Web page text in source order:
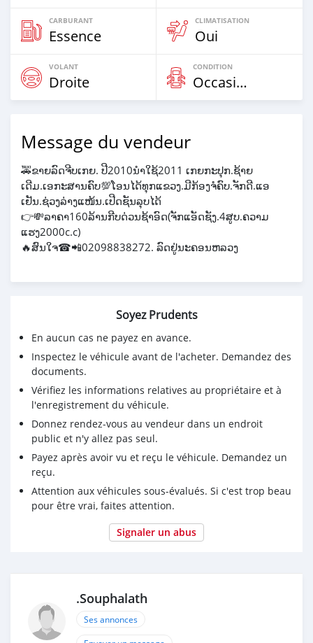
CARBURANT
Essence
CLIMATISATION
Oui
VOLANT
Droite
CONDITION
Occasion
Message du vendeur
🚕ຂາຍລົດຈີບເກຍ. ປີ2010ນຳໃຊ້2011 ເກຍກະປຸກ.ຊ້າຍ
ເດີມ.ເອກະສານຄົບ💯ໂອນໄດ້ທຸກແຂວງ.ມີກ້ອງຈໍຄົບ.ຈັກດີ.ແອ
ເຢັນ.ຊ່ວງລ່າງແໜ້ນ.ເປີດຊັນລຸບໄດ້
👉💸ລາຄາ160ລ້ານກີບດ່ວນຊ້າອົດ(ຈັກແອັດຊັງ.4ສູບ.ຄວາມ
ແຮງ2000c.c)
🔥ສົນໃຈ☎📲02098838272. ລົດຢູ່ນະຄອນຫລວງ
Soyez Prudents
En aucun cas ne payez en avance.
Inspectez le véhicule avant de l'acheter. Demandez des
documents.
Vérifiez les informations relatives au propriétaire et à
l'enregistrement du véhicule.
Donnez rendez-vous au vendeur dans un endroit
public et n'y allez pas seul.
Payez après avoir vu et reçu le véhicule. Demandez un
reçu.
Attention aux véhicules sous-évalués. Si c'est trop beau
pour être vrai, faites attention.
Signaler un abus
.Souphalath
Ses annonces